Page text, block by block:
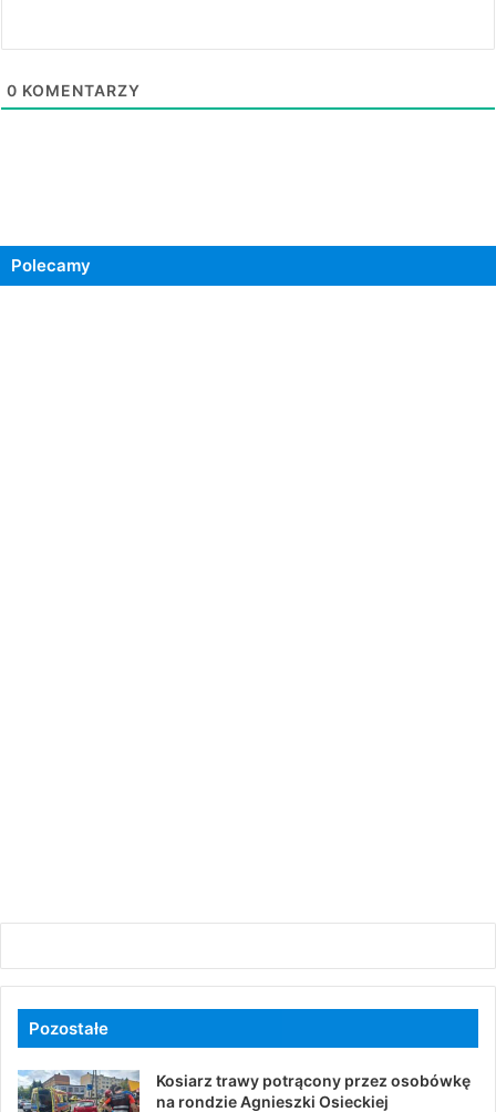
0 KOMENTARZY
Polecamy
Pozostałe
Kosiarz trawy potrącony przez osobówkę
na rondzie Agnieszki Osieckiej